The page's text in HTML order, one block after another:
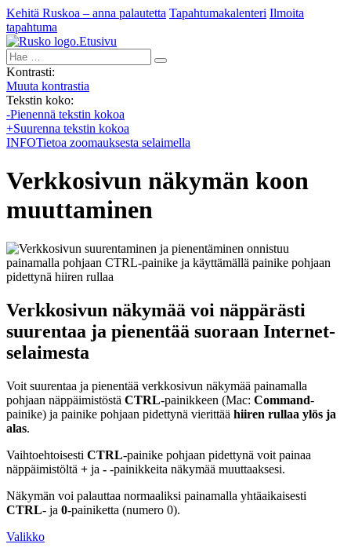
Kehitä Ruskoa – anna palautetta Tapahtumakalenteri Ilmoita
tapahtuma
Etusivu
Hae:
Kontrasti:
Muuta kontrastia
Tekstin koko:
-Pienennä tekstin kokoa
+Suurenna tekstin kokoa
INFOTietoa zoomauksesta selaimella
Verkkosivun näkymän koon
muuttaminen
Verkkosivun näkymää voi näppärästi
suurentaa ja pienentää suoraan Internet-
selaimesta
Voit suurentaa ja pienentää verkkosivun näkymää painamalla
pohjaan näppäimistöstä CTRL-painikkeen (Mac: Command-
painike) ja painike pohjaan pidettynä vierittää hiiren rullaa ylös ja
alas.
Vaihtoehtoisesti CTRL-painike pohjaan pidettynä voit painaa
näppäimistöltä + ja - -painikkeita näkymää muuttaaksesi.
Näkymän voi palauttaa normaaliksi painamalla yhtäaikaisesti
CTRL- ja 0-painiketta (numero 0).
Valikko